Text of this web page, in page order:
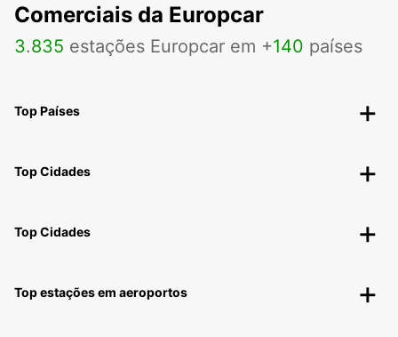
Comerciais da Europcar
3.835 estações Europcar em +140 países
Top Países
Top Cidades
Top Cidades
Top estações em aeroportos